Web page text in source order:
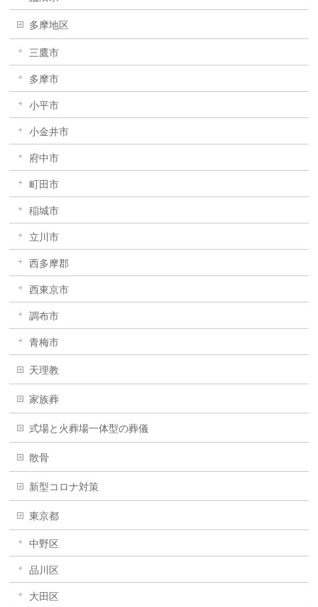
多摩地区
三鷹市
多摩市
小平市
小金井市
府中市
町田市
稲城市
立川市
西多摩郡
西東京市
調布市
青梅市
天理教
家族葬
式場と火葬場一体型の葬儀
散骨
新型コロナ対策
東京都
中野区
品川区
大田区